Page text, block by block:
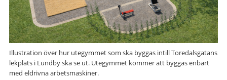
Illustration över hur utegymmet som ska byggas intill Toredalsgatans
lekplats i Lundby ska se ut. Utegymmet kommer att byggas enbart
med eldrivna arbetsmaskiner.